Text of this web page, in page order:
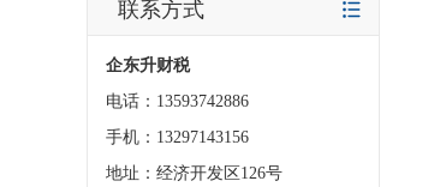
联系方式
企东升财税
电话：13593742886
手机：13297143156
地址：经济开发区126号